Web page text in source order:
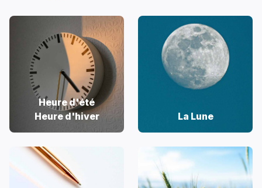
Heure d'été
Heure d'hiver
La Lune